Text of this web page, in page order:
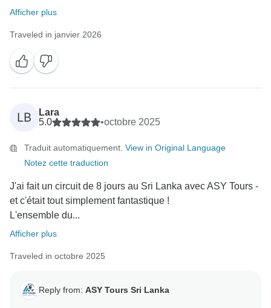
Afficher plus
Traveled in janvier 2026
LB
Lara
5.0
•octobre 2025
Traduit automatiquement. View in Original Language
Notez cette traduction
J'ai fait un circuit de 8 jours au Sri Lanka avec ASY Tours -
et c'était tout simplement fantastique !
L'ensemble du...
Afficher plus
Traveled in octobre 2025
Reply from: ASY Tours Sri Lanka